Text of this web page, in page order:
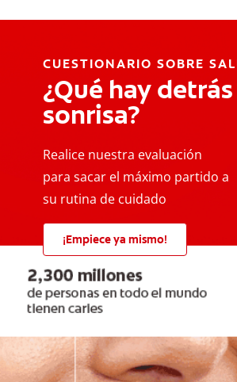
CUESTIONARIO SOBRE
¿Qué hay
sonrisa?
Realice nuestra evaluación
para sacar el máximo partido a
su rutina de cuidado
¡Empiece ya mismo!